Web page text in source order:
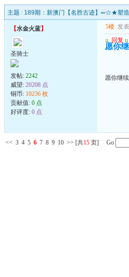
主题 : 189期：新澳门【名胜古迹】═☆★塑
【水金火蓝】
圣骑士
发帖: 2242
威望: 20208 点
铜币: 10236 枚
贡献值: 0 点
好评度: 0 点
5楼 发
u 回复 u
愿你
愿你继
<< 3 4 5 6 7 8 9 10 >> [共15 页] Go